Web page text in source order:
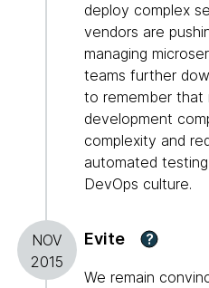
deploy complex
vendors are
managing
teams further
to remember that
development
complexity and
automated
DevOps culture.
NOV
2015
Evite ?
We remain